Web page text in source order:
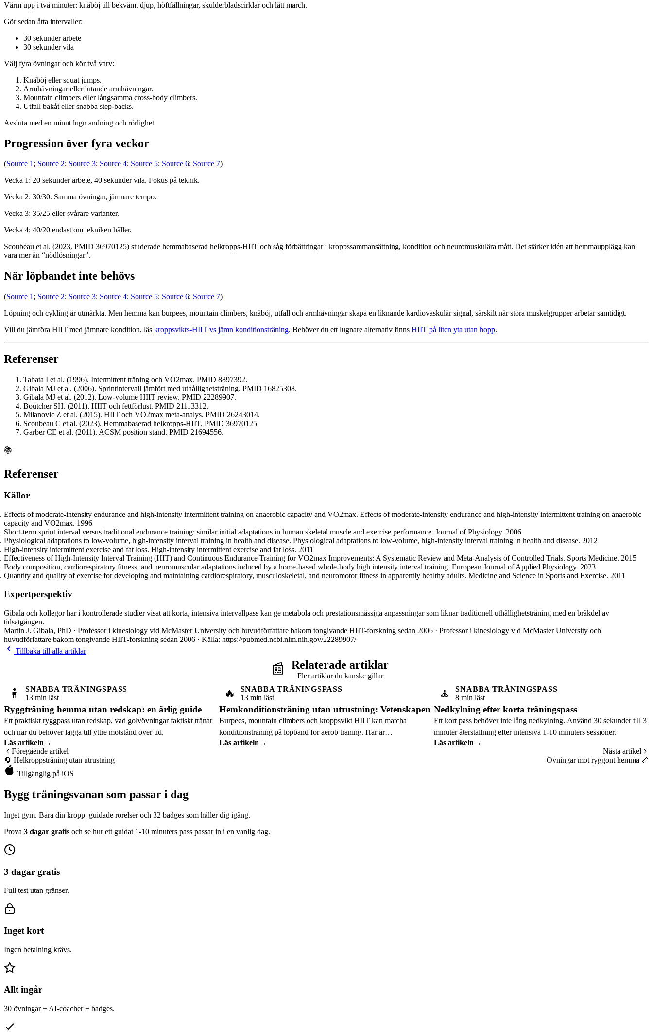
Värm upp i två minuter: knäböj till bekvämt djup, höftfällningar, skulderbladscirklar och lätt march.
Gör sedan åtta intervaller:
30 sekunder arbete
30 sekunder vila
Välj fyra övningar och kör två varv:
Knäböj eller squat jumps.
Armhävningar eller lutande armhävningar.
Mountain climbers eller långsamma cross-body climbers.
Utfall bakåt eller snabba step-backs.
Avsluta med en minut lugn andning och rörlighet.
Progression över fyra veckor
(Source 1; Source 2; Source 3; Source 4; Source 5; Source 6; Source 7)
Vecka 1: 20 sekunder arbete, 40 sekunder vila. Fokus på teknik.
Vecka 2: 30/30. Samma övningar, jämnare tempo.
Vecka 3: 35/25 eller svårare varianter.
Vecka 4: 40/20 endast om tekniken håller.
Scoubeau et al. (2023, PMID 36970125) studerade hemmabaserad helkropps-HIIT och såg förbättringar i kroppssammansättning, kondition och neuromuskulära mått. Det stärker idén att hemmaupplägg kan
vara mer än “nödlösningar”.
När löpbandet inte behövs
(Source 1 ; Source 2; Source 3; Source 4; Source 5; Source 6; Source 7)
Löpning och cykling är utmärkta. Men hemma kan burpees, mountain climbers, knäböj, utfall och armhävningar skapa en liknande kardiovaskulär signal, särskilt när stora muskelgrupper arbetar samtidigt.
Vill du jämföra HIIT med jämnare kondition, läs kroppsvikts-HIIT vs jämn konditionsträning. Behöver du ett lugnare alternativ finns HIIT på liten yta utan hopp.
Referenser
Tabata I et al. (1996). Intermittent träning och VO2max. PMID 8897392.
Gibala MJ et al. (2006). Sprintintervall jämfört med uthållighetsträning. PMID 16825308.
Gibala MJ et al. (2012). Low-volume HIIT review. PMID 22289907.
Boutcher SH. (2011). HIIT och fettförlust. PMID 21113312.
Milanovic Z et al. (2015). HIIT och VO2max meta-analys. PMID 26243014.
Scoubeau C et al. (2023). Hemmabaserad helkropps-HIIT. PMID 36970125.
Garber CE et al. (2011). ACSM position stand. PMID 21694556.
📚
Referenser
Källor
Effects of moderate-intensity endurance and high-intensity intermittent training on anaerobic capacity and VO2max. Effects of moderate-intensity endurance and high-intensity intermittent training on anaerobic
capacity and VO2max. 1996
Short-term sprint interval versus traditional endurance training: similar initial adaptations in human skeletal muscle and exercise performance. Journal of Physiology. 2006
Physiological adaptations to low-volume, high-intensity interval training in health and disease. Physiological adaptations to low-volume, high-intensity interval training in health and disease. 2012
High-intensity intermittent exercise and fat loss. High-intensity intermittent exercise and fat loss. 2011
Effectiveness of High-Intensity Interval Training (HIT) and Continuous Endurance Training for VO2max Improvements: A Systematic Review and Meta-Analysis of Controlled Trials. Sports Medicine. 2015
Body composition, cardiorespiratory fitness, and neuromuscular adaptations induced by a home-based whole-body high intensity interval training. European Journal of Applied Physiology. 2023
Quantity and quality of exercise for developing and maintaining cardiorespiratory, musculoskeletal, and neuromotor fitness in apparently healthy adults. Medicine and Science in Sports and Exercise. 2011
Expertperspektiv
Gibala och kollegor har i kontrollerade studier visat att korta, intensiva intervallpass kan ge metabola och prestationsmässiga anpassningar som liknar traditionell uthållighetsträning med en bråkdel av
tidsåtgången.
Martin J. Gibala, PhD · Professor i kinesiology vid McMaster University och huvudförfattare bakom tongivande HIIT-forskning sedan 2006 · Professor i kinesiology vid McMaster University och
huvudförfattare bakom tongivande HIIT-forskning sedan 2006 · Källa: https://pubmed.ncbi.nlm.nih.gov/22289907/
Tillbaka till alla artiklar
📰 Relaterade artiklar
Fler artiklar du kanske gillar
🧍
SNABBA TRÄNINGSPASS
13 min läst
Ryggträning hemma utan redskap: en ärlig guide
Ett praktiskt ryggpass utan redskap, vad golvövningar faktiskt tränar
och när du behöver lägga till yttre motstånd över tid.
Läs artikeln →
🔥
SNABBA TRÄNINGSPASS
13 min läst
Hemkonditionsträning utan utrustning: Vetenskapen
Burpees, mountain climbers och kroppsvikt HIIT kan matcha
konditionsträning på löpband för aerob träning. Här är
träningsvetenskapen som förklarar varför.
Läs artikeln →
🧘
SNABBA TRÄNINGSPASS
8 min läst
Nedkylning efter korta träningspass
Ett kort pass behöver inte lång nedkylning. Använd 30 sekunder till 3
minuter återställning efter intensiva 1-10 minuters sessioner.
Läs artikeln →
Föregående artikel
🔄 Helkroppsträning utan utrustning
Nästa artikel
Övningar mot ryggont hemma 🦴
Tillgänglig på iOS
Bygg träningsvanan som passar i dag
Inget gym. Bara din kropp, guidade rörelser och 32 badges som håller dig igång.
Prova 3 dagar gratis och se hur ett guidat 1-10 minuters pass passar in i en vanlig dag.
3 dagar gratis
Full test utan gränser.
Inget kort
Ingen betalning krävs.
Allt ingår
30 övningar + AI-coacher + badges.